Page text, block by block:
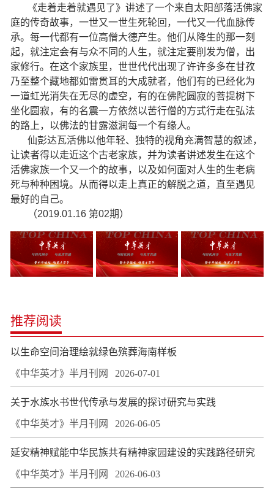
《走着走着就遇见了》讲述了一个来自太阳部落活佛家
庭的传奇故事，一世又一世生死轮回，一代又一代血脉传
承。每一代都有一位高僧大德产生。他们从降生的那一刻
起，就注定会有与众不同的人生，就注定要削发为僧，出
家修行。在这个家族里，世世代代出现了许许多多在甘孜
乃至整个藏地都如雷贯耳的大成就者，他们有的已经化为
一道虹光消失在无尽的虚空，有的在佛陀圆寂的菩提树下
坐化圆寂，有的名震一方依然以苦行僧的方式行走在弘法
的路上，以佛法的甘露滋润每一个有缘人。
仙彭达瓦活佛以他年轻、独特的视角充满智慧的叙述，
让读者得以走近这个古老家族，并为读者讲述发生在这个
活佛家族一个又一个的故事，以及如何面对人生的生老病
死与种种困境。从而得以走上真正的解脱之道，直至遇见
最好的自己。
（2019.01.16 第02期）
推荐阅读
以生命空间治理绘就绿色殡葬海南样板
《中华英才》半月刊网 2026-07-01
关于水族水书世代传承与发展的探讨研究与实践
《中华英才》半月刊网 2026-06-05
延安精神赋能中华民族共有精神家园建设的实践路径研究
《中华英才》半月刊网 2026-06-03